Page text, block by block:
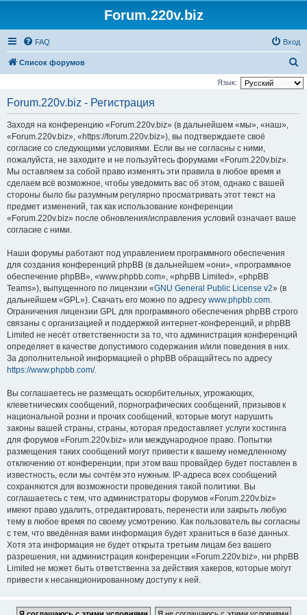
Forum.220v.biz
FAQ Вход
Список форумов
о
Язык:
Forum.220v.biz - Регистрация
Заходя на конференцию «Forum.220v.biz» (в дальнейшем «мы», «наш»,
«Forum.220v.biz», «https://forum.220v.biz»), вы подтверждаете своё
согласие со следующими условиями. Если вы не согласны с ними,
пожалуйста, не заходите и не пользуйтесь форумами «Forum.220v.biz».
Мы оставляем за собой право изменять эти правила в любое время и
сделаем всё возможное, чтобы уведомить вас об этом, однако с вашей
стороны было бы разумным регулярно просматривать этот текст на
предмет изменений, так как использование конференции
«Forum.220v.biz» после обновления/исправления условий означает ваше
согласие с ними.
Наши форумы работают под управлением программного обеспечения
для создания конференций phpBB (в дальнейшем «они», «программное
обеспечение phpBB», «www.phpbb.com», «phpBB Limited», «phpBB
Teams»), выпущенного по лицензии «GNU General Public License v2» (в
дальнейшем «GPL»). Скачать его можно по адресу www.phpbb.com.
Ограничения лицензии GPL для программного обеспечения phpBB строго
связаны с организацией и поддержкой интернет-конференций, и phpBB
Limited не несёт ответственности за то, что администрация конференций
определяет в качестве допустимого содержания и/или поведения в них.
За дополнительной информацией о phpBB обращайтесь по адресу
https://www.phpbb.com/.
Вы соглашаетесь не размещать оскорбительных, угрожающих,
клеветнических сообщений, порнографических сообщений, призывов к
национальной розни и прочих сообщений, которые могут нарушить
законы вашей страны, страны, которая предоставляет услуги хостинга
для форумов «Forum.220v.biz» или международное право. Попытки
размещения таких сообщений могут привести к вашему немедленному
отключению от конференции, при этом ваш провайдер будет поставлен в
известность, если мы сочтём это нужным. IP-адреса всех сообщений
сохраняются для возможности проведения такой политики. Вы
соглашаетесь с тем, что администраторы форумов «Forum.220v.biz»
имеют право удалить, отредактировать, перенести или закрыть любую
тему в любое время по своему усмотрению. Как пользователь вы согласны
с тем, что введённая вами информация будет храниться в базе данных.
Хотя эта информация не будет открыта третьим лицам без вашего
разрешения, ни администрация конференции «Forum.220v.biz», ни phpBB
Limited не может быть ответственна за действия хакеров, которые могут
привести к несанкционированному доступу к ней.